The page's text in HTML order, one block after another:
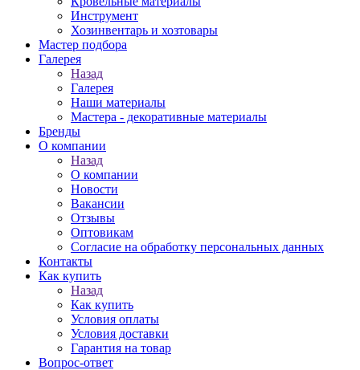
Инструмент
Хозинвентарь и хозтовары
Мастер подбора
Галерея
Назад
Галерея
Наши материалы
Мастера - декоративные материалы
Бренды
О компании
Назад
О компании
Новости
Вакансии
Отзывы
Оптовикам
Cогласие на обработку персональных данных
Контакты
Как купить
Назад
Как купить
Условия оплаты
Условия доставки
Гарантия на товар
Вопрос-ответ